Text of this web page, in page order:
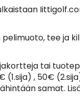
tee ja
tai
, 50€
samat.